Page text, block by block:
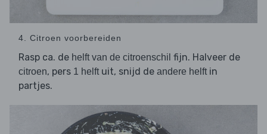
4. Citroen voorbereiden
Rasp ca. de helft van de citroenschil fijn. Halveer de
citroen, pers 1 helft uit, snijd de andere helft in
partjes.